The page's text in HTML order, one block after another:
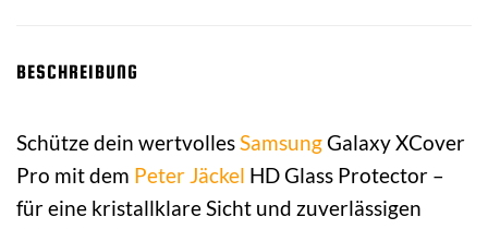
BESCHREIBUNG
Schütze dein wertvolles SamsungGalaxy XCover
Pro mit dem Peter Jäckel HD Glass Protector –
für eine kristallklare Sicht und zuverlässigen